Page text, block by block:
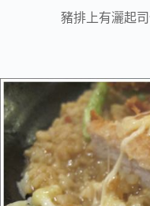
豬排上有灑起